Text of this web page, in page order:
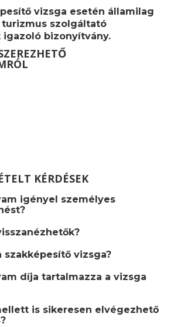
vizsga esetén államilag
szolgáltató
igazoló bizonyítvány.
KÉRDÉSEK
igényel személyes
szakképesítő vizsga?
díja tartalmazza a vizsga
is sikeresen elvégezhető